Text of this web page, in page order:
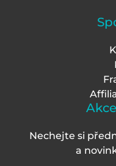
Nechejte si
a